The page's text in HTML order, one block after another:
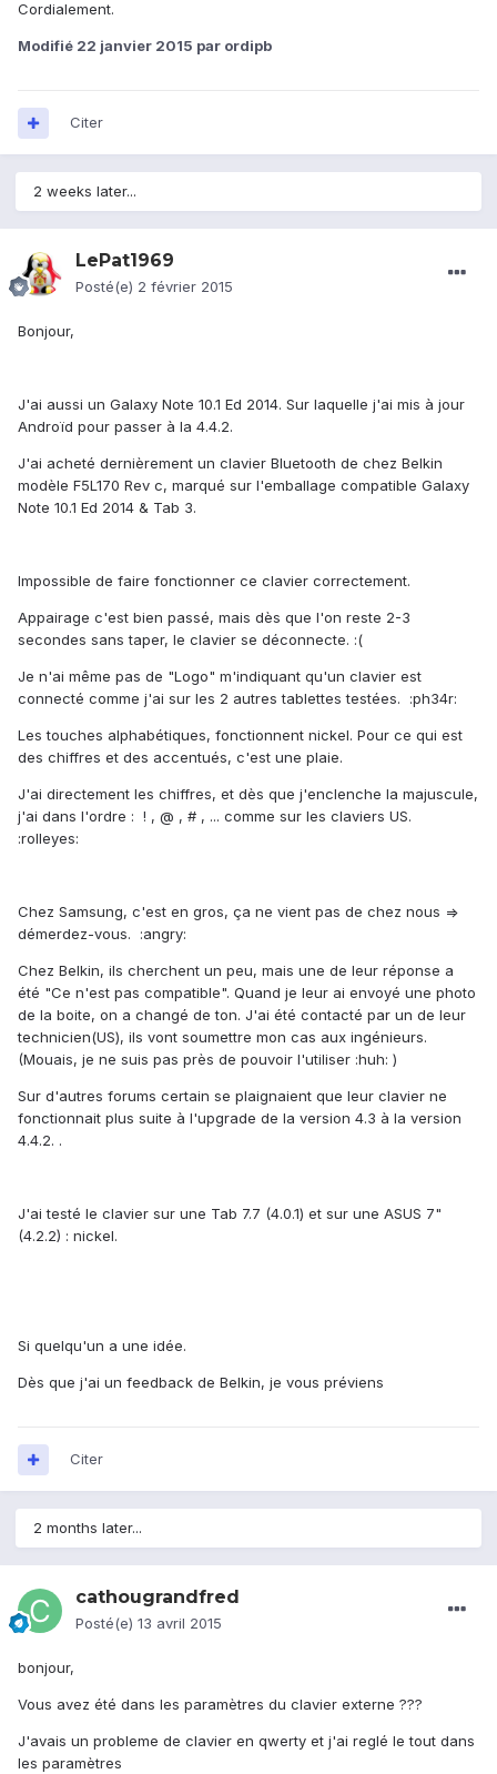
Cordialement.
Modifié 22 janvier 2015 par ordipb
Citer
2 weeks later...
LePat1969
Posté(e) 2 février 2015
Bonjour,
J'ai aussi un Galaxy Note 10.1 Ed 2014. Sur laquelle j'ai mis à jour
Androïd pour passer à la 4.4.2.
J'ai acheté dernièrement un clavier Bluetooth de chez Belkin
modèle F5L170 Rev c, marqué sur l'emballage compatible Galaxy
Note 10.1 Ed 2014 & Tab 3.
Impossible de faire fonctionner ce clavier correctement.
Appairage c'est bien passé, mais dès que l'on reste 2-3
secondes sans taper, le clavier se déconnecte. :(
Je n'ai même pas de "Logo" m'indiquant qu'un clavier est
connecté comme j'ai sur les 2 autres tablettes testées. :ph34r:
Les touches alphabétiques, fonctionnent nickel. Pour ce qui est
des chiffres et des accentués, c'est une plaie.
J'ai directement les chiffres, et dès que j'enclenche la majuscule,
j'ai dans l'ordre : ! , @ , # , ... comme sur les claviers US.
:rolleyes:
Chez Samsung, c'est en gros, ça ne vient pas de chez nous =>
démerdez-vous. :angry:
Chez Belkin, ils cherchent un peu, mais une de leur réponse a
été "Ce n'est pas compatible". Quand je leur ai envoyé une photo
de la boite, on a changé de ton. J'ai été contacté par un de leur
technicien(US), ils vont soumettre mon cas aux ingénieurs.
(Mouais, je ne suis pas près de pouvoir l'utiliser :huh: )
Sur d'autres forums certain se plaignaient que leur clavier ne
fonctionnait plus suite à l'upgrade de la version 4.3 à la version
4.4.2. .
J'ai testé le clavier sur une Tab 7.7 (4.0.1) et sur une ASUS 7"
(4.2.2) : nickel.
Si quelqu'un a une idée.
Dès que j'ai un feedback de Belkin, je vous préviens
Citer
2 months later...
cathougrandfred
Posté(e) 13 avril 2015
bonjour,
Vous avez été dans les paramètres du clavier externe ???
J'avais un probleme de clavier en qwerty et j'ai reglé le tout dans
les paramètres